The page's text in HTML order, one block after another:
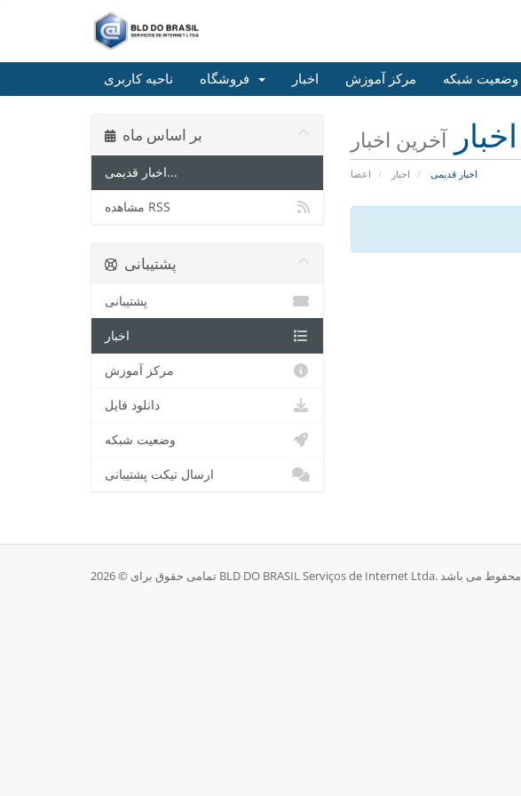
ناحیه کاربری اخبار مرکز آموزش وضعیت شبکه
اخبار
اعضا اخبار اخبار قدیمی
بر اساس ماه
اخبار قدیمی...
مشاهده RSS
پشتیبانی
پشتیبانی
اخبار
مرکز آموزش
دانلود فایل
وضعیت شبکه
ارسال تیکت پشتیبانی